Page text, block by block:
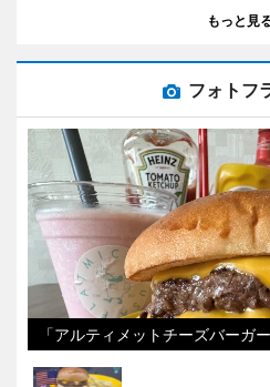
もっと見
フォトフ
「アルティメットチーズバーガ